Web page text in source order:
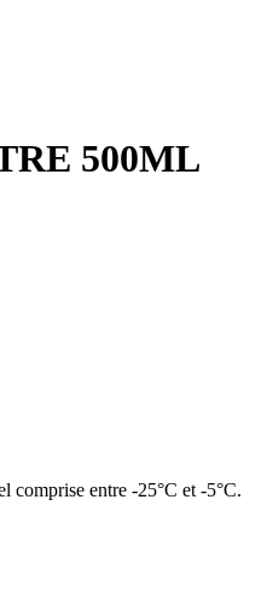
500ML
comprise entre -25°C et -5°C.